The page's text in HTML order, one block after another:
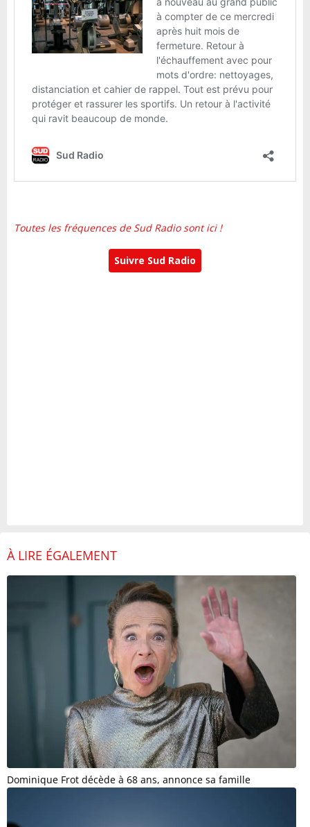
Toutes les fréquences de Sud Radio sont ici !
Suivre Sud Radio
À LIRE ÉGALEMENT
Dominique Frot décède à 68 ans, annonce sa famille